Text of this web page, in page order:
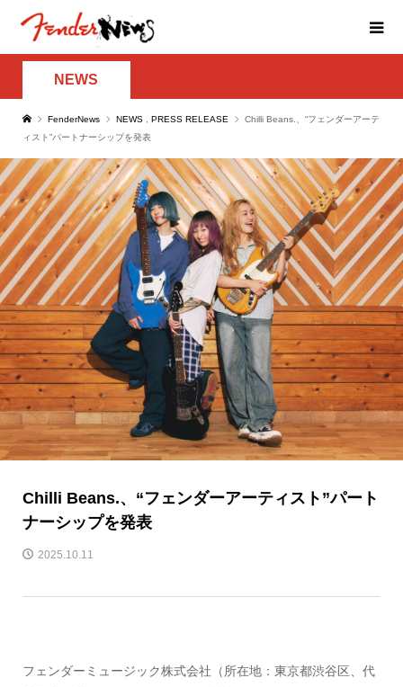
NEWS
FenderNews NEWS PRESS RELEASE
Chilli Beans.、“フェンダーアーテ
ィスト”パートナーシップを発表
Chilli Beans.、“フェンダーアーティスト”パート
ナーシップを発表
2025.10.11
フェンダーミュージック株式会社（所在地：東京都渋谷区、代